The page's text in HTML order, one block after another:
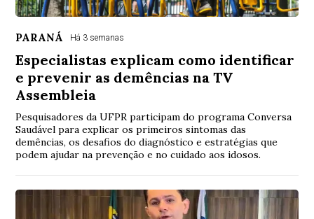
PARANÁ Há 3 semanas
Especialistas explicam como identificar
e prevenir as demências na TV
Assembleia
Pesquisadores da UFPR participam do programa Conversa
Saudável para explicar os primeiros sintomas das
demências, os desafios do diagnóstico e estratégias que
podem ajudar na prevenção e no cuidado aos idosos.